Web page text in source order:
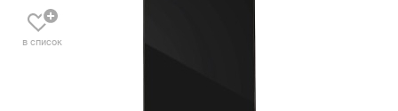
в список